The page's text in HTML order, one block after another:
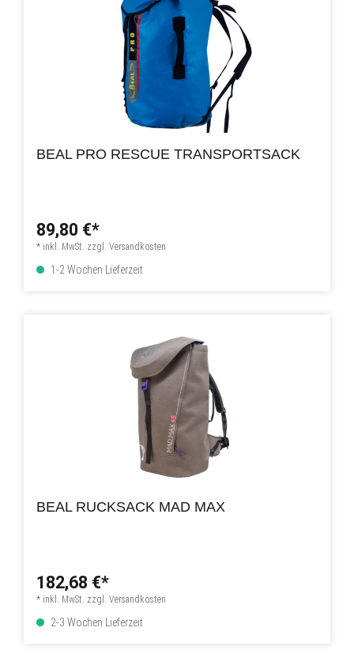
BEAL PRO RESCUE TRANSPORTSACK
89,80 €*
* inkl. MwSt. zzgl. Versandkosten
1-2 Wochen Lieferzeit
BEAL RUCKSACK MAD MAX
182,68 €*
* inkl. MwSt. zzgl. Versandkosten
2-3 Wochen Lieferzeit